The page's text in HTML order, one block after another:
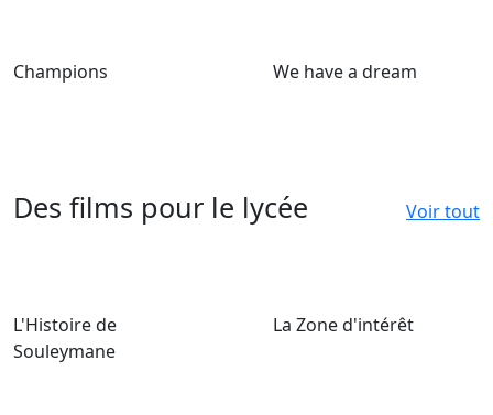
Champions We have a dream
Des films pour le lycée Voir tout
L'Histoire de
Souleymane
La Zone d'intérêt